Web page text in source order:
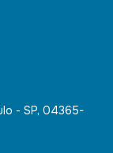
- SP, 04365-